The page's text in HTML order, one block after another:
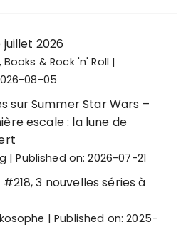
2026
& Rock 'n' Roll
08-05
sur Summer Star Wars –
escale : la lune de
Published on: 2026-07-21
3 nouvelles séries à
Published on: 2025-